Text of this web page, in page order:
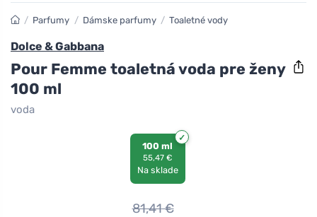
/ Parfumy / Dámske parfumy / Toaletné vody
Dolce & Gabbana
Pour Femme toaletná voda pre ženy
100 ml
voda
100 ml
55,47 €
Na sklade
81,41€